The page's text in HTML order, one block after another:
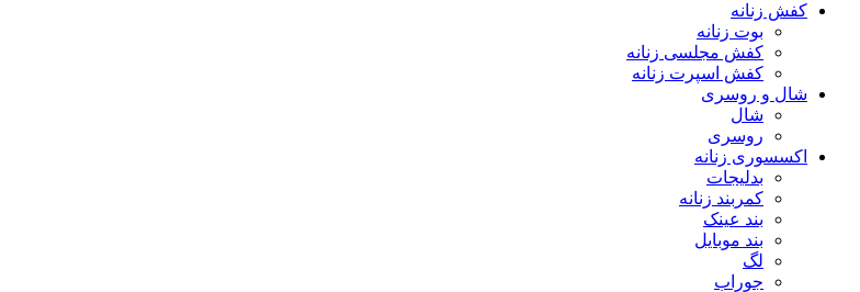
کفش زنانه
بوت زنانه
کفش مجلسی زنانه
کفش اسپرت زنانه
شال و روسری
شال
روسری
اکسسوری زنانه
بدلیجات
کمربند زنانه
بند عینک
بند موبایل
لگ
جوراب